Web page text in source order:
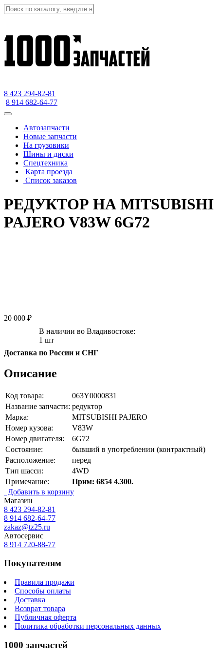
8 423 294-82-81
8 914 682-64-77
Автозапчасти
Новые запчасти
На грузовики
Шины и диски
Спецтехника
Карта проезда
Список заказов
РЕДУКТОР НА MITSUBISHI
PAJERO V83W 6G72
20 000 ₽
В наличии во Владивостоке:
1 шт
Доставка по России и СНГ
Описание
Код товара:
063Y0000831
Название запчасти: редуктор
Марка:
MITSUBISHI PAJERO
Номер кузова:
V83W
Номер двигателя:
6G72
Состояние:
бывший в употреблении (контрактный)
Расположение:
перед
Тип шасси:
4WD
Примечание:
Прим: 6854 4.300.
Добавить в корзину
Магазин
8 423 294-82-81
8 914 682-64-77
zakaz@tz25.ru
Автосервис
8 914 720-88-77
Покупателям
Правила продажи
Способы оплаты
Доставка
Возврат товара
Публичная оферта
Политика обработки персональных данных
1000 запчастей